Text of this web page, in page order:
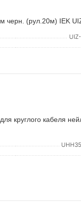
черн. (рул.20м) IEK
круглого кабеля